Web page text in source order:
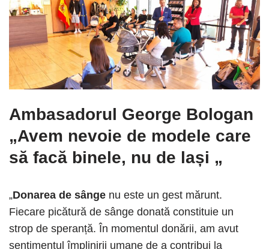
Ambasadorul George Bologan
„Avem nevoie de modele care
să facă binele, nu de lași „
„Donarea de sânge nu este un gest mărunt.
Fiecare picătură de sânge donată constituie un
strop de speranță. În momentul donării, am avut
sentimentul împlinirii umane de a contribui la